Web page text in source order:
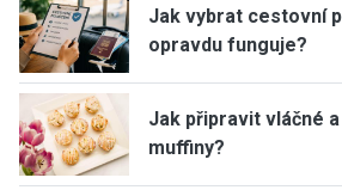
Jak vybrat cestovní
opravdu funguje?
Jak připravit vláčné
muffiny?